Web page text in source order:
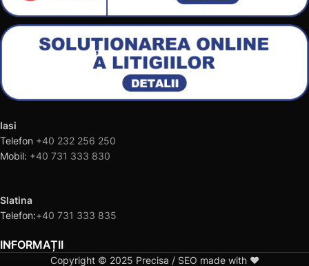
Iasi
Telefon +40 232 256 250
Mobil: +40 731 333 830
Slatina
Telefon:+40 731 333 835
INFORMAȚII
Copyright © 2025 Precisa / SEO made with ❤️